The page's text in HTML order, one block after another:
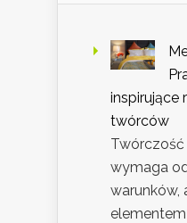
inspirujące
twórców
wymaga
warunków,